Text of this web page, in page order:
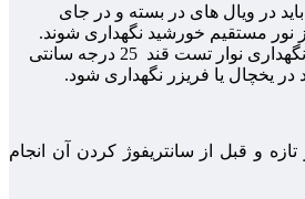
در ویال های در بسته و در جای
مستقیم خورشید نگهداری شوند.
دمای مناسب برای نگهداری نوار تست قند 25 درجه سانتی
در یخچال یا فریزر نگهداری شود.
تازه و قبل از سانتريفوژ كردن آن انجام